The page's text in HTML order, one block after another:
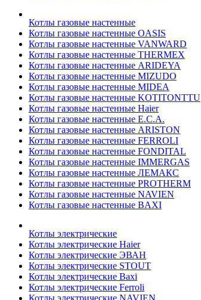
Котлы газовые настенные
Котлы газовые настенные OASIS
Котлы газовые настенные VANWARD
Котлы газовые настенные THERMEX
Котлы газовые настенные ARIDEYA
Котлы газовые настенные MIZUDO
Котлы газовые настенные MIDEA
Котлы газовые настенные KOTITONTTU
Котлы газовые настенные Haier
Котлы газовые настенные E.C.A.
Котлы газовые настенные ARISTON
Котлы газовые настенные FERROLI
Котлы газовые настенные FONDITAL
Котлы газовые настенные IMMERGAS
Котлы газовые настенные ЛЕМАКС
Котлы газовые настенные PROTHERM
Котлы газовые настенные NAVIEN
Котлы газовые настенные BAXI
Котлы электрические
Котлы электрические Haier
Котлы электрические ЭВАН
Котлы электрические STOUT
Котлы электрические Baxi
Котлы электрические Ferroli